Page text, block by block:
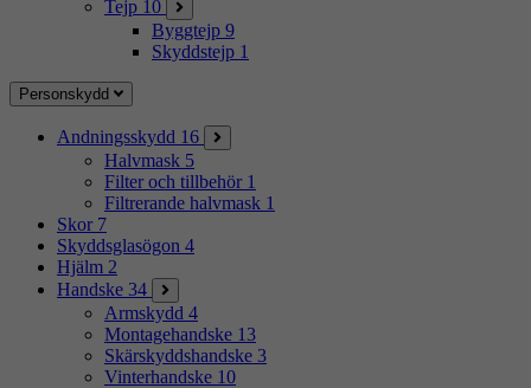
Tejp 10
Byggtejp 9
Skyddstejp 1
Personskydd
Andningsskydd 16
Halvmask 5
Filter och tillbehör 1
Filtrerande halvmask 1
Skor 7
Skyddsglasögon 4
Hjälm 2
Handske 34
Armskydd 4
Montagehandske 13
Skärskyddshandske 3
Vinterhandske 10